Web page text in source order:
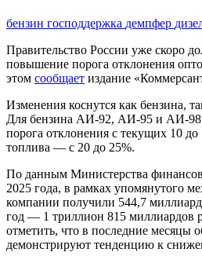
бензин господдержка демпфер
Правительство России уже скоро
повышение порога отклонения
этом сообщает издание
Изменения коснутся как бензина,
Для бензина АИ-92, АИ-95 и АИ-98
порога отклонения с текущих 10 до
топлива — с 20 до 25%.
По данным Министерства
2025 года, в рамках упомянутого
компании получили 544,7
год — 1 триллион 815 миллиардов
отметить, что в последние месяцы
демонстрируют тенденцию к